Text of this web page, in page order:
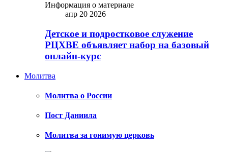
Информация о материале
апр 20 2026
Детское и подростковое служение
РЦХВЕ объявляет набор на базовый
онлайн-курс
Молитва
Молитва о России
Пост Даниила
Молитва за гонимую церковь